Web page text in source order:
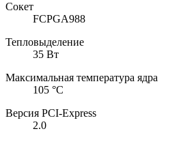
Сокет
FCPGA988
Тепловыделение
35 Вт
Максимальная температура ядра
105 °C
Версия PCI-Express
2.0